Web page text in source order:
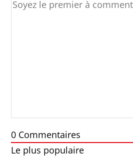
0 Commentaires
Le plus populaire